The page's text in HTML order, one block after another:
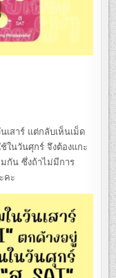
เสาร์ แต่กลับเห็นเม็ด
ในวันศุกร์ จึงต้องแกะ
มกัน ซึ่งถ้าไม่มีการ
คะ